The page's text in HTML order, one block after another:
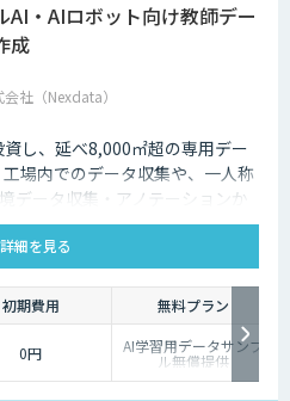
AI・AIロボット向け教師デー
成
社（Nexdata）
し、延べ8,000㎡超の専用デー
場内でのデータ収集や、一人称
データ収集・アノテーションか
制御に対応した既製データセッ
速させる包括的なデータソリュ
詳細を見る
初期費用 無料プラン
0円 AI学習用データサンプ
ル無償提供